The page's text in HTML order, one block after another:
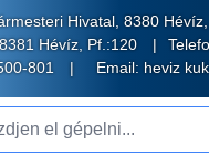
Hivatal, 8380 Hévíz,
8381 Hévíz, Pf.:120
801
Email: heviz